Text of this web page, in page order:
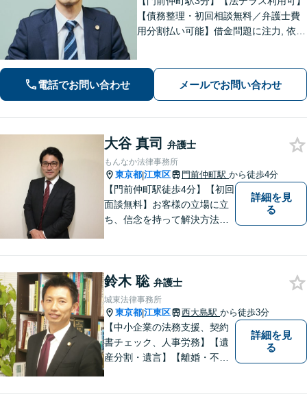
【債務整理・初回相談無料／弁護士費
用分割払い可能】借金問題に注力, 依頼
の解決を共に目指します。【事前予約
で休日・夜間相談可】
電話でお問い合わせ メールでお問い合わせ
大谷 真司 弁護士
もんなか法律事務所
東京都|江東区 門前仲町駅 から徒歩4分
【門前仲町駅徒歩4分】【初回
面談無料】お客様の立場に立
ち、信念を持って解決方法を
対応します。法律トラブルで
お悩みの方は、お気軽にご相
談ください。
詳細を見
る
鈴木 聡 弁護士
城東法律事務所
東京都|江東区 西大島駅 から徒歩3分
【中小企業の法務支援、契約
書チェック、人事労務】【遺
産分割・遺言】【離婚・不倫
詳細を見
る